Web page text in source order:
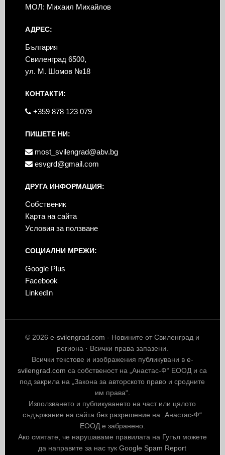
МОЛ: Михаил Михайлов
АДРЕС:
България
Свиленград 6500,
ул. М. Шомов №18
КОНТАКТИ:
+359 878 123 079
ПИШЕТЕ НИ:
most_svilengrad@abv.bg
esvgrd@gmail.com
ДРУГА ИНФОРМАЦИЯ:
Собственик
Карта на сайта
Условия за ползване
СОЦИАЛНИ МРЕЖИ:
Google Plus
Facebook
LinkedIn
© 2026e-svilengrad.com - Новините от Свиленград и
региона · Всички права запазени.
Всички текстове и изображения публикувани в e-
svilengrad.com са собственост на „Анастас-Ф“ ЕООД и са
под закрила на „Закона за авторското право и сродните
им права“.
Използването и публикуването на част или цялото
съдържание на сайта без разрешение на „Анастас-Ф“
ЕООД е забранено.
Ако смятате, че нарушаваме правилата на Гугъл можете
да направите за нас тукGoogle Spam Report